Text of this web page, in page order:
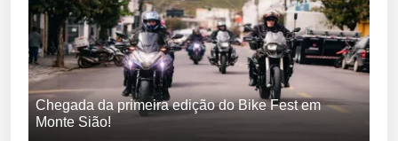
Chegada da primeira edição do Bike Fest em
Monte Sião!